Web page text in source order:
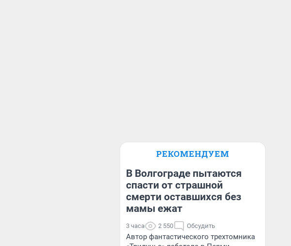
РЕКОМЕНДУЕМ
В Волгограде пытаются
спасти от страшной
смерти оставшихся без
мамы ежат
3 часа 2 550 Обсудить
Автор фантастического трехтомника